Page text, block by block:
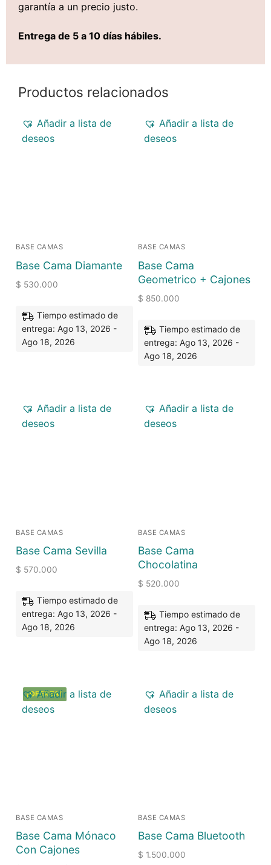
garantía a un precio justo.
Entrega de 5 a 10 días hábiles.
Productos relacionados
Añadir a lista de
deseos
BASE CAMAS
Base Cama Diamante
$ 530.000
Tiempo estimado de
entrega: Ago 13, 2026 -
Ago 18, 2026
Añadir a lista de
deseos
BASE CAMAS
Base Cama
Geometrico + Cajones
$ 850.000
Tiempo estimado de
entrega: Ago 13, 2026 -
Ago 18, 2026
Añadir a lista de
deseos
BASE CAMAS
Base Cama Sevilla
$ 570.000
Tiempo estimado de
entrega: Ago 13, 2026 -
Ago 18, 2026
Añadir a lista de
deseos
BASE CAMAS
Base Cama
Chocolatina
$ 520.000
Tiempo estimado de
entrega: Ago 13, 2026 -
Ago 18, 2026
¡OFERTA!
Añadir a lista de
deseos
BASE CAMAS
Base Cama Mónaco
Con Cajones
Añadir a lista de
deseos
BASE CAMAS
Base Cama Bluetooth
$ 1.500.000